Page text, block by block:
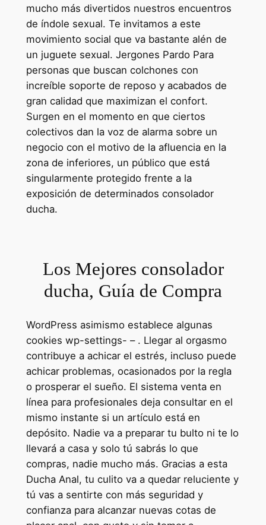
mucho más divertidos nuestros encuentros
de índole sexual. Te invitamos a este
movimiento social que va bastante alén de
un juguete sexual. Jergones Pardo Para
personas que buscan colchones con
increíble soporte de reposo y acabados de
gran calidad que maximizan el confort.
Surgen en el momento en que ciertos
colectivos dan la voz de alarma sobre un
negocio con el motivo de la afluencia en la
zona de inferiores, un público que está
singularmente protegido frente a la
exposición de determinados consolador
ducha.
Los Mejores consolador
ducha, Guía de Compra
WordPress asimismo establece algunas
cookies wp-settings- – . Llegar al orgasmo
contribuye a achicar el estrés, incluso puede
achicar problemas, ocasionados por la regla
o prosperar el sueño. El sistema venta en
línea para profesionales deja consultar en el
mismo instante si un artículo está en
depósito. Nadie va a preparar tu bulto ni te lo
llevará a casa y solo tú sabrás lo que
compras, nadie mucho más. Gracias a esta
Ducha Anal, tu culito va a quedar reluciente y
tú vas a sentirte con más seguridad y
confianza para alcanzar nuevas cotas de